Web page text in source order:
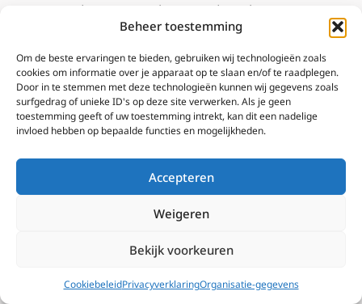
Beheer toestemming
Om de beste ervaringen te bieden, gebruiken wij technologieën zoals
cookies om informatie over je apparaat op te slaan en/of te raadplegen.
Door in te stemmen met deze technologieën kunnen wij gegevens zoals
surfgedrag of unieke ID's op deze site verwerken. Als je geen
toestemming geeft of uw toestemming intrekt, kan dit een nadelige
invloed hebben op bepaalde functies en mogelijkheden.
Accepteren
Weigeren
Bekijk voorkeuren
CookiebeleidPrivacyverklaringOrganisatie-gegevens
Meer lezen van de uitstekende
Edward Pentin?Llik hier
gebruik één van de andere ’tags’ boven
aan deze post.
210422 [V00022] 220403 319 | 221111
920 | 250402 1250
★ ★ ★ ★